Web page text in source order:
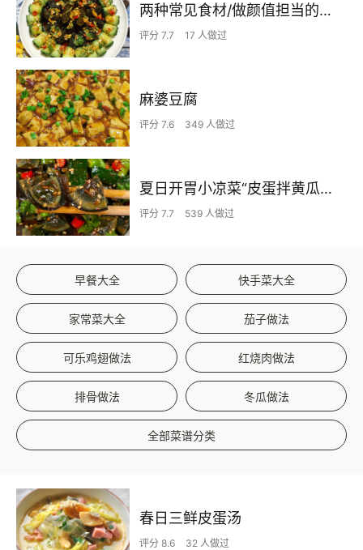
两种常见食材/做颜值担当的「凉拌皮蛋黄瓜🥒」
评分 7.7 17 人做过
麻婆豆腐
评分 7.6 349 人做过
夏日开胃小凉菜“皮蛋拌黄瓜🥒”开胃减脂
评分 7.7 539 人做过
早餐大全 快手菜大全
家常菜大全 茄子做法
可乐鸡翅做法 红烧肉做法
排骨做法 冬瓜做法
全部菜谱分类
春日三鲜皮蛋汤
评分 8.6 32 人做过